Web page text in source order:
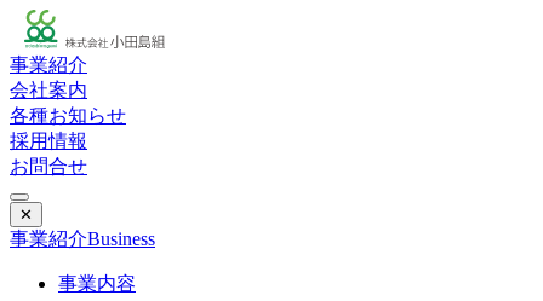
事業紹介
会社案内
各種お知らせ
採用情報
お問合せ
✕
事業紹介Business
事業内容